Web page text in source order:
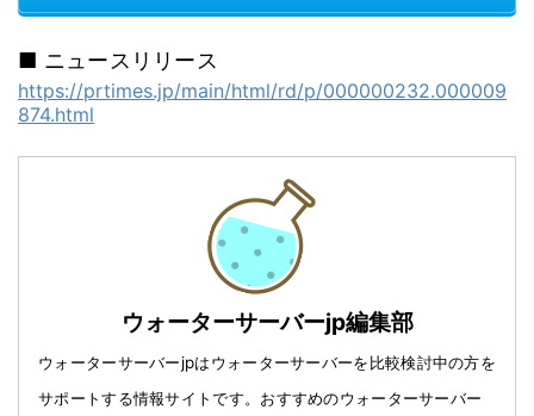
■ ニュースリリース
https://prtimes.jp/main/html/rd/p/000000232.000009
874.html
ウォーターサーバーjp編集部
ウォーターサーバーjpはウォーターサーバーを比較検討中の方を
サポートする情報サイトです。おすすめのウォーターサーバー